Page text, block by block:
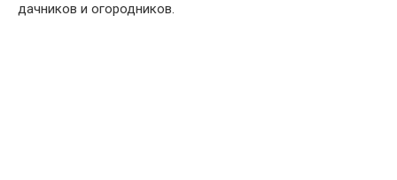
дачников и огородников.